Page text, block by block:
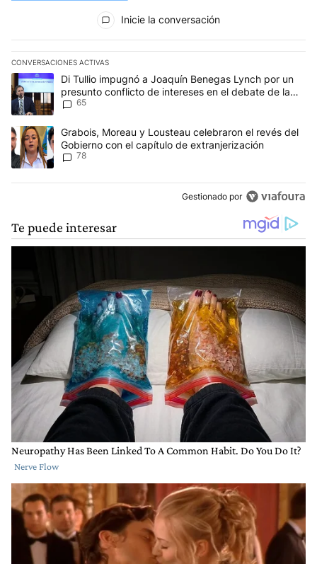
Inicie la conversación
CONVERSACIONES ACTIVAS
Este listado muestra los artículos con más comentarios en los
Un artículo de tendencia con el título "Di Tullio impugnó a
Di Tullio impugnó a Joaquín Benegas Lynch por un
presunto conflicto de intereses en el debate de la
Ley de Tierras
65
Un artículo de tendencia con el título "Grabois, Moreau y
Grabois, Moreau y Lousteau celebraron el revés del
Gobierno con el capítulo de extranjerización
78
Gestionado por